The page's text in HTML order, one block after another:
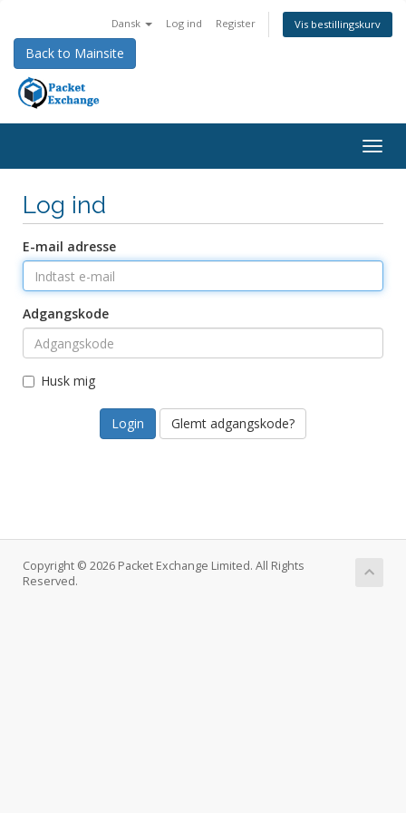
Dansk Log ind Register Vis bestillingskurv
Back to Mainsite
Log ind
E-mail adresse
Adgangskode
Husk mig
Glemt adgangskode?
Copyright © 2026 Packet Exchange Limited. All Rights
Reserved.